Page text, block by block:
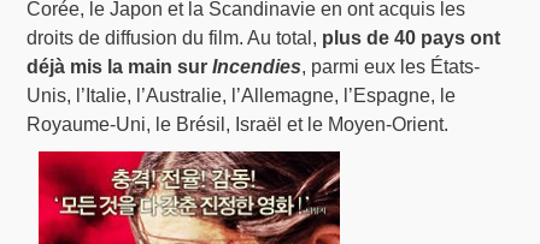
Corée, le Japon et la Scandinavie en ont acquis les
droits de diffusion du film. Au total, plus de 40 pays ont
déjà mis la main surIncendies, parmi eux les États-
Unis, l’Italie, l’Australie, l’Allemagne, l’Espagne, le
Royaume-Uni, le Brésil, Israël et le Moyen-Orient.